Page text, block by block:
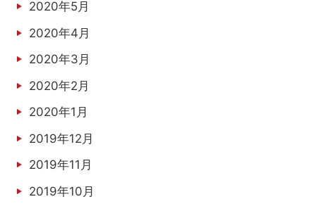
2020年5月
2020年4月
2020年3月
2020年2月
2020年1月
2019年12月
2019年11月
2019年10月